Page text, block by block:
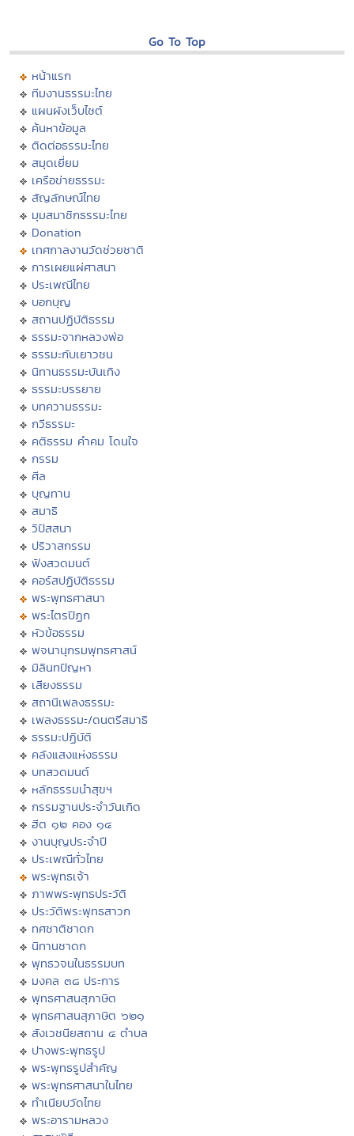
Go To Top
หน้าแรก
ทีมงานธรรมะไทย
แผนผังเว็บไซต์
ค้นหาข้อมูล
ติดต่อธรรมะไทย
สมุดเยี่ยม
เครือข่ายธรรมะ
สัญลักษณ์ไทย
มุมสมาชิกธรรมะไทย
Donation
เทศกาลงานวัดช่วยชาติ
การเผยแผ่ศาสนา
ประเพณีไทย
บอกบุญ
สถานปฏิบัติธรรม
ธรรมะจากหลวงพ่อ
ธรรมะกับเยาวชน
นิทานธรรมะบันเทิง
ธรรมะบรรยาย
บทความธรรมะ
กวีธรรมะ
คติธรรม คำคม โดนใจ
กรรม
ศีล
บุญทาน
สมาธิ
วิปัสสนา
ปริวาสกรรม
ฟังสวดมนต์
คอร์สปฏิบัติธรรม
พระพุทธศาสนา
พระไตรปิฏก
หัวข้อธรรม
พจนานุกรมพุทธศาสน์
มิลินทปัญหา
เสียงธรรม
สถานีเพลงธรรมะ
เพลงธรรมะ/ดนตรีสมาธิ
ธรรมะปฏิบัติ
คลังแสงแห่งธรรม
บทสวดมนต์
หลักธรรมนำสุขฯ
กรรมฐานประจำวันเกิด
ฮีต ๑๒ คอง ๑๔
งานบุญประจำปี
ประเพณีทั่วไทย
พระพุทธเจ้า
ภาพพระพุทธประวัติ
ประวัติพระพุทธสาวก
ทศชาติชาดก
นิทานชาดก
พุทธวจนในธรรมบท
มงคล ๓๘ ประการ
พุทธศาสนสุภาษิต
พุทธศาสนสุภาษิต ๖๒๑
สังเวชนียสถาน ๔ ตำบล
ปางพระพุทธรูป
พระพุทธรูปสำคัญ
พระพุทธศาสนาในไทย
ทำเนียบวัดไทย
พระอารามหลวง